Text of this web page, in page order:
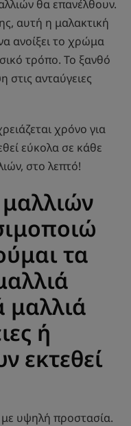
θα επανέλθουν.
αυτή η μαλακτική
ανοίξει το χρώμα
τρόπο. Το ξανθό
ανταύγειες
χρόνο για
εύκολα σε κάθε
στο λεπτό!
τα
μαλλιά
ή
εκτεθεί
με υψηλή προστασία.